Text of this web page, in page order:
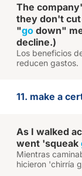
The
they don't
"go down"
decline.)
Los beneficios
reducen gastos.
11. make a
As I walked
went 'squeak
Mientras
hicieron 'chirría